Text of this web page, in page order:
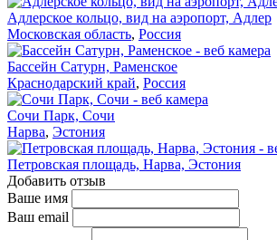
Адлерское кольцо, вид на аэропорт, Адлер
Московская область, Россия
Бассейн Сатурн, Раменское
Краснодарский край, Россия
Сочи Парк, Сочи
Нарва, Эстония
Петровская площадь, Нарва, Эстония
Добавить отзыв
Ваше имя
Ваш email